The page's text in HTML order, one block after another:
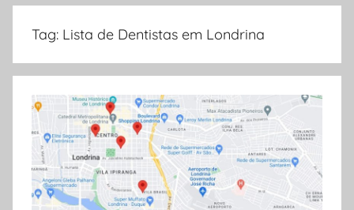
Tag: Lista de Dentistas em Londrina